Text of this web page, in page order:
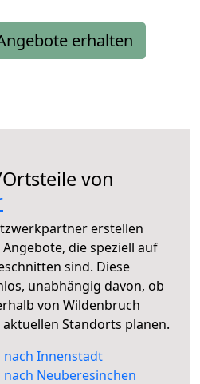
erhalten
von
erstellen
die speziell auf
sind. Diese
unabhängig davon, ob
von Wildenbruch
Standorts planen.
Innenstadt
Neuberesinchen